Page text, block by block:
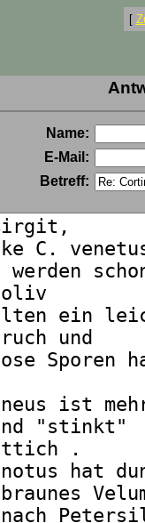
[
Name:
E-Mail:
Betreff: